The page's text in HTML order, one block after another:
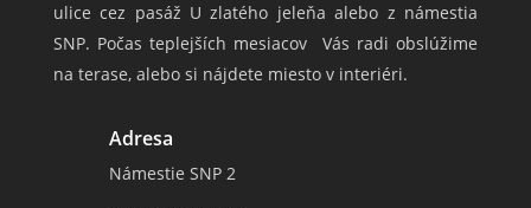
ulice cez pasáž U zlatého jeleňa alebo z námestia
SNP. Počas teplejších mesiacov Vás radi obslúžime
na terase, alebo si nájdete miesto v interiéri.
Adresa
Námestie SNP 2